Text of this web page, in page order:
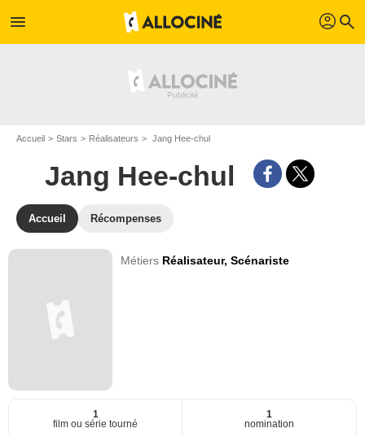
menu profil search
Accueil Stars Réalisateurs Jang Hee-chul
Jang Hee-chul
Accueil Récompenses
Métiers Réalisateur,Scénariste
1
film ou série tourné
1
nomination